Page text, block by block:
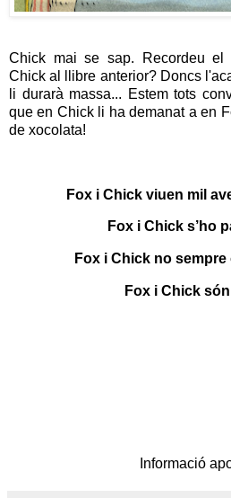
Chick mai se sap. Recordeu el
Chick al llibre anterior? Doncs
li durarà massa... Estem tots
que en Chick li ha demanat a en
de xocolata!
Fox i Chick viuen mil
Fox i Chick s’ho
Fox i Chick no sempre
Fox i Chick
Informació